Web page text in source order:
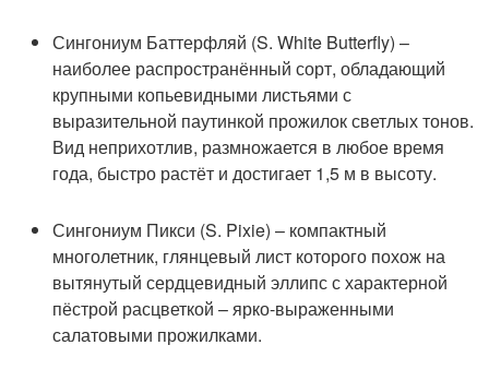
Сингониум Баттерфляй (S. White Butterfly) –
наиболее распространённый сорт, обладающий
крупными копьевидными листьями с
выразительной паутинкой прожилок светлых тонов.
Вид неприхотлив, размножается в любое время
года, быстро растёт и достигает 1,5 м в высоту.
Сингониум Пикси (S. Pixie) – компактный
многолетник, глянцевый лист которого похож на
вытянутый сердцевидный эллипс с характерной
пёстрой расцветкой – ярко-выраженными
салатовыми прожилками.